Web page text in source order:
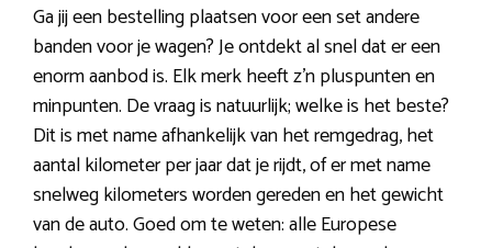
Ga jij een bestelling plaatsen voor een set andere
banden voor je wagen? Je ontdekt al snel dat er een
enorm aanbod is. Elk merk heeft z’n pluspunten en
minpunten. De vraag is natuurlijk; welke is het beste?
Dit is met name afhankelijk van het remgedrag, het
aantal kilometer per jaar dat je rijdt, of er met name
snelweg kilometers worden gereden en het gewicht
van de auto. Goed om te weten: alle Europese